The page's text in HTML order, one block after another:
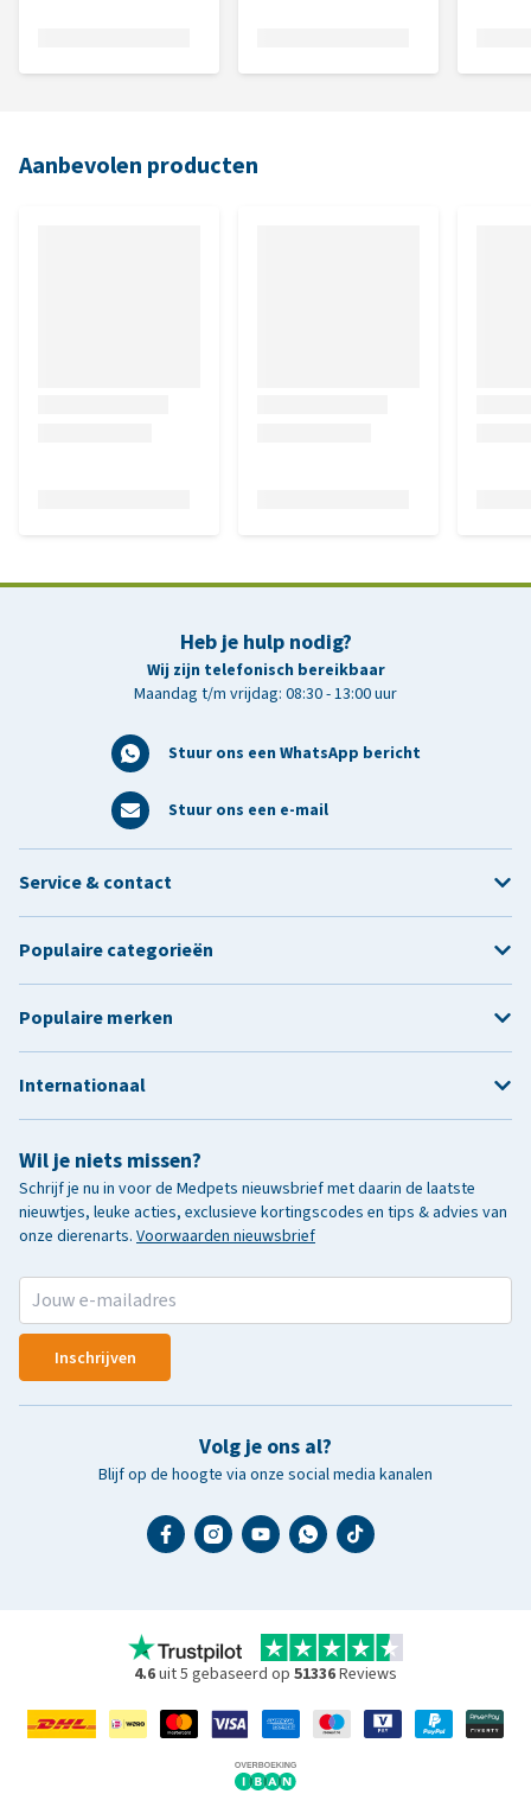
Aanbevolen producten
Heb je hulp nodig?
Wij zijn telefonisch bereikbaar
Maandag t/m vrijdag: 08:30 - 13:00 uur
Stuur ons een WhatsApp bericht
Stuur ons een e-mail
Wil je niets missen?
Schrijf je nu in voor de Medpets nieuwsbrief met daarin de laatste
nieuwtjes, leuke acties, exclusieve kortingscodes en tips & advies van
onze dierenarts. Voorwaarden nieuwsbrief
Inschrijven
Volg je ons al?
Blijf op de hoogte via onze social media kanalen
Service & contact
Populaire categorieën
Populaire merken
Internationaal
4.6uit 5 gebaseerd op 51336Reviews